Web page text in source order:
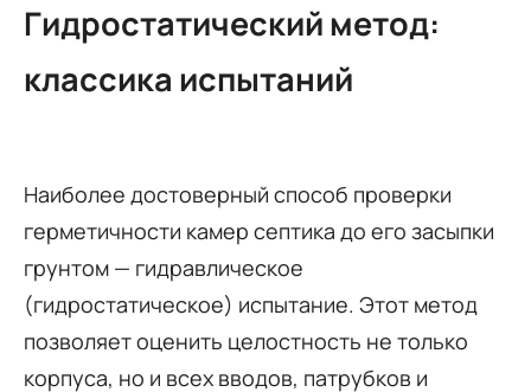
Гидростатический метод:
классика испытаний
Наиболее достоверный способ проверки
герметичности камер септика до его засыпки
грунтом — гидравлическое
(гидростатическое) испытание. Этот метод
позволяет оценить целостность не только
корпуса, но и всех вводов, патрубков и